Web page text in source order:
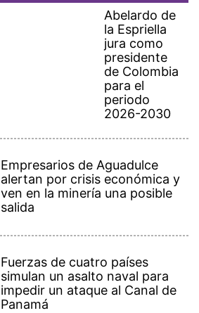
Abelardo de
la Espriella
jura como
presidente
de Colombia
para el
periodo
2026-2030
Empresarios de Aguadulce
alertan por crisis económica y
ven en la minería una posible
salida
Fuerzas de cuatro países
simulan un asalto naval para
impedir un ataque al Canal de
Panamá